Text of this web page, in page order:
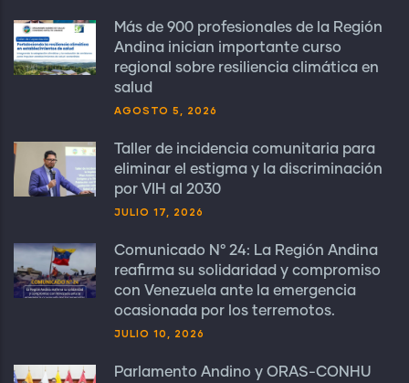
Más de 900 profesionales de la Región
Andina inician importante curso
regional sobre resiliencia climática en
salud
AGOSTO 5, 2026
Taller de incidencia comunitaria para
eliminar el estigma y la discriminación
por VIH al 2030
JULIO 17, 2026
Comunicado N° 24: La Región Andina
reafirma su solidaridad y compromiso
con Venezuela ante la emergencia
ocasionada por los terremotos.
JULIO 10, 2026
Parlamento Andino y ORAS-CONHU